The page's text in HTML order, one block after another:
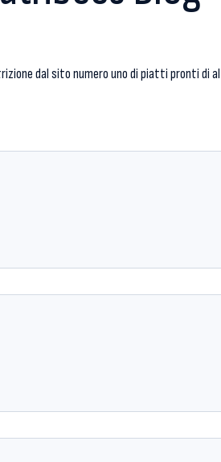
dal sito numero uno di piatti pronti di